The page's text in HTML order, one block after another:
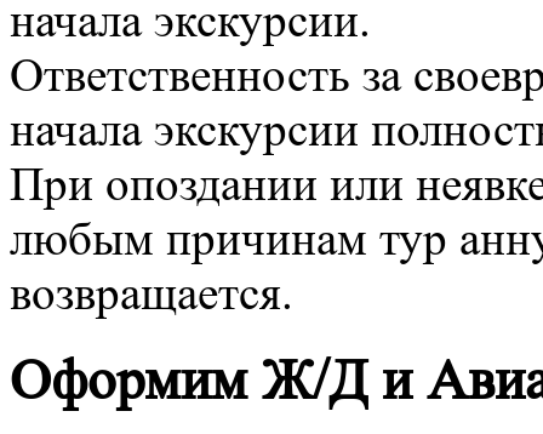
начала экскурсии.
Ответственность за
начала экскурсии
При опоздании или
любым причинам тур
возвращается.
Оформим Ж/Д и